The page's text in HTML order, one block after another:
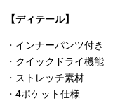
【ディテール】
・インナーパンツ付き
・クイックドライ機能
・ストレッチ素材
・4ポケット仕様